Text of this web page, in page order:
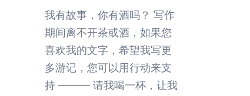
我有故事，你有酒吗？ 写作
期间离不开茶或酒，如果您
喜欢我的文字，希望我写更
多游记，您可以用行动来支
持 ——— 请我喝一杯，让我